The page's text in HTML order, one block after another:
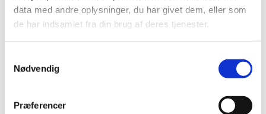
data med andre oplysninger, du har givet dem, eller som
de har indsamlet fra din brug af deres tjenester.
Nødvendig
Præferencer
Du vil måske også kunne lide...